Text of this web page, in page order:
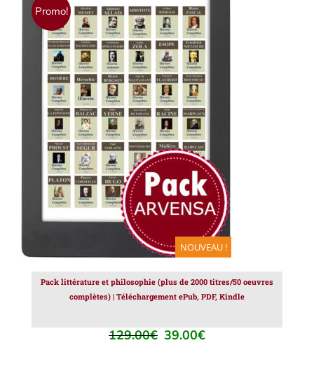
Promo!
NOUVEAU !
AJOUTER AU PANIER / DÉTAILS
Pack littérature et philosophie (plus de 2000 titres/50 oeuvres
complètes) | Téléchargement ePub, PDF, Kindle
129.00€ Le
39.00€Le